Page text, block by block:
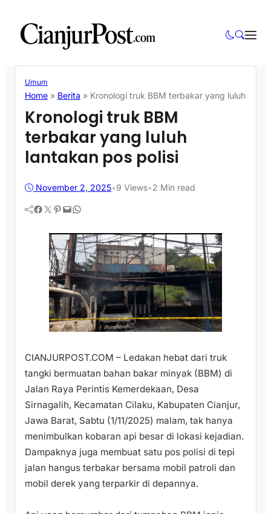
Umum
Home » Berita » Kronologi truk BBM terbakar yang luluh
Kronologi truk BBM
terbakar yang luluh
lantakan pos polisi
November 2, 2025•9 Views•2 Min read
Facebook Twitter Pinterest Mail WhatsApp
CIANJURPOST.COM – Ledakan hebat dari truk
tangki bermuatan bahan bakar minyak (BBM) di
Jalan Raya Perintis Kemerdekaan, Desa
Sirnagalih, Kecamatan Cilaku, Kabupaten Cianjur,
Jawa Barat, Sabtu (1/11/2025) malam, tak hanya
menimbulkan kobaran api besar di lokasi kejadian.
Dampaknya juga membuat satu pos polisi di tepi
jalan hangus terbakar bersama mobil patroli dan
mobil derek yang terparkir di depannya.